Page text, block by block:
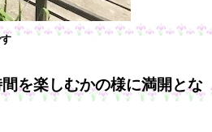
を楽しむかの様に満開とな